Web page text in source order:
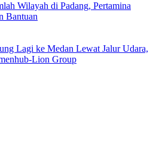
Wilayah di Padang, Pertamina
Bantuan
Lagi ke Medan Lewat Jalur Udara,
Lion Group